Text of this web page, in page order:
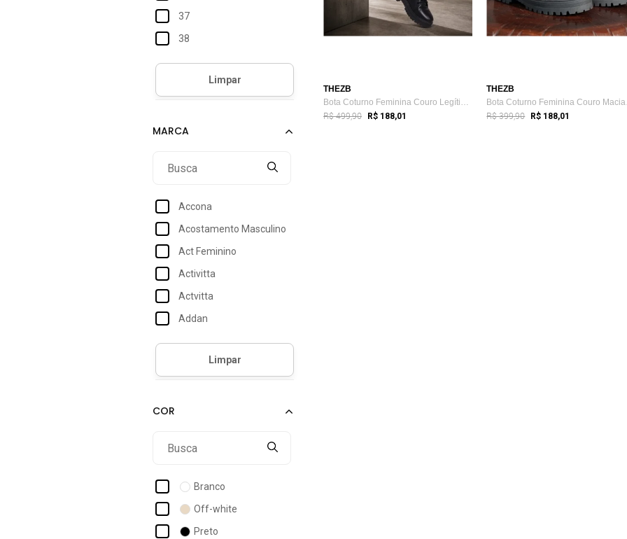
37
38
39
42
44
Accona
Acostamento Masculino
Act Feminino
Activitta
Actvitta
Addan
Adidas
Adidas Originals
Alpha Street Wear
Branco
Off-white
Preto
THEZB
Bota Coturno Feminina Couro Legítimo Pre...
R$ 499,90 R$ 188,01
THEZB
R$ 399,90 R$ 188,01